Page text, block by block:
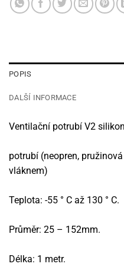
POPIS
DALŠÍ INFORMACE
Ventilační potrubí V2
potrubí (neopren,
vláknem)
Teplota: -55 ° C až 130 ° C.
Průměr: 25 – 152mm.
Délka: 1 metr.